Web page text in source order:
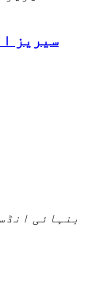
بنہائی